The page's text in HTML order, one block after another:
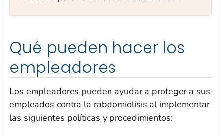
Qué pueden hacer los
empleadores
Los empleadores pueden ayudar a proteger a sus
empleados contra la rabdomiólisis al implementar
las siguientes políticas y procedimientos: